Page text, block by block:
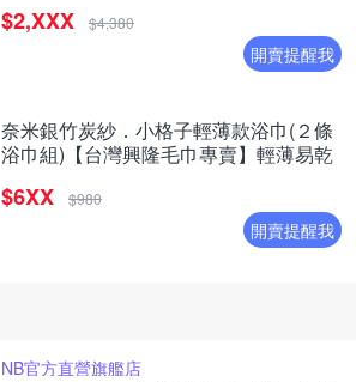
$2,XXX $4,380
開賣提醒我
奈米銀竹炭紗．小格子輕薄款浴巾(２條
浴巾組)【台灣興隆毛巾專賣】輕薄易乾
$6XX $980
開賣提醒我
NB官方直營旗艦店